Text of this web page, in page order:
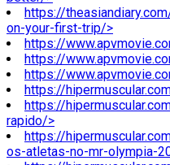
https://
on-your-first-trip/>
https://
https://
https://
https://
https://
rapido/>
https://
os-atletas-no-mr-olympia-